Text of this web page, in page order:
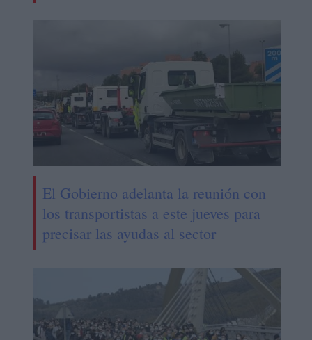
El Gobierno adelanta la reunión con
los transportistas a este jueves para
precisar las ayudas al sector